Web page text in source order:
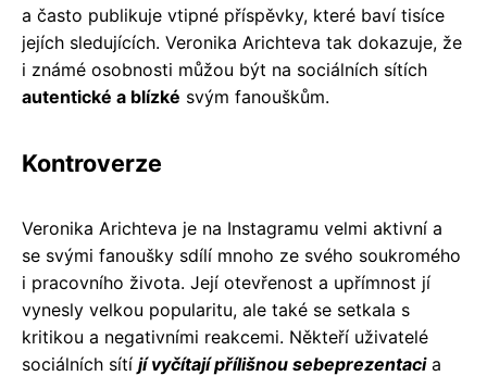
a často publikuje vtipné příspěvky, které baví tisíce
jejích sledujících. Veronika Arichteva tak dokazuje, že
i známé osobnosti můžou být na sociálních sítích
autentické a blízké svým fanouškům.
Kontroverze
Veronika Arichteva je na Instagramu velmi aktivní a
se svými fanoušky sdílí mnoho ze svého soukromého
i pracovního života. Její otevřenost a upřímnost jí
vynesly velkou popularitu, ale také se setkala s
kritikou a negativními reakcemi. Někteří uživatelé
sociálních sítí jí vyčítají přílišnou sebeprezentacia